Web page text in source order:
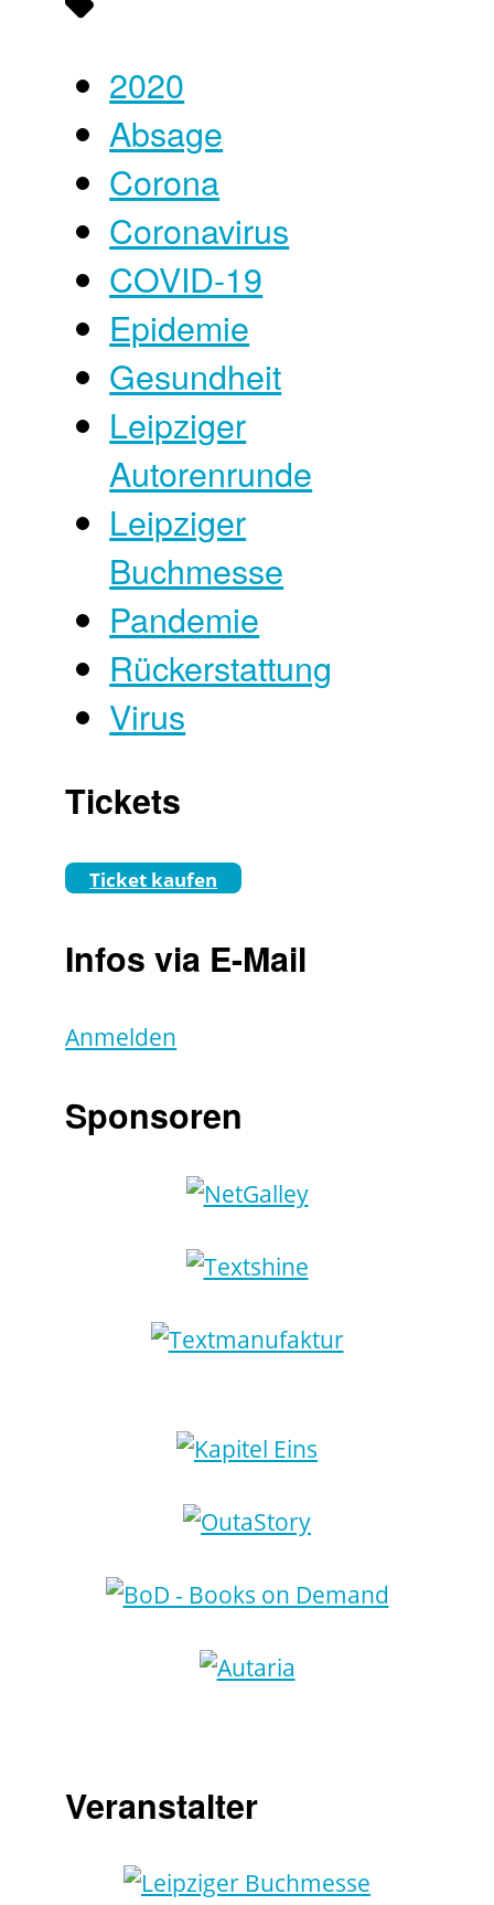
2020
Absage
Corona
Coronavirus
COVID-19
Epidemie
Gesundheit
Leipziger
Autorenrunde
Leipziger
Buchmesse
Pandemie
Rückerstattung
Virus
Tickets
Ticket kaufen
Infos via E-Mail
Anmelden
Sponsoren
Veranstalter